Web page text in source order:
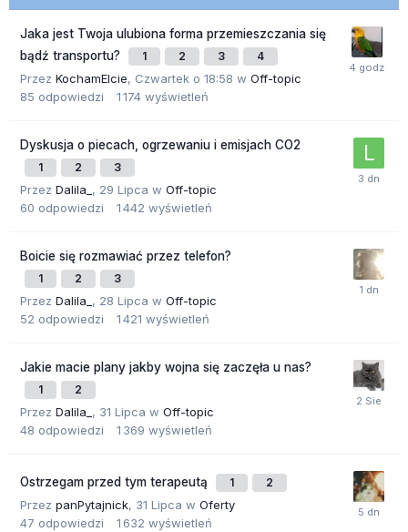
Jaka jest Twoja ulubiona forma przemieszczania się
bądź transportu?
1 2 3 4
Przez KochamElcie, Czwartek o 18:58 w Off-topic
85 odpowiedzi 1 174 wyświetleń
Dyskusja o piecach, ogrzewaniu i emisjach CO2
1 2 3
Przez Dalila_ , 29 Lipca w Off-topic
60 odpowiedzi 1 442 wyświetleń
Boicie się rozmawiać przez telefon?
1 2 3
Przez Dalila_ , 28 Lipca w Off-topic
52 odpowiedzi 1 421 wyświetleń
Jakie macie plany jakby wojna się zaczęła u nas?
1 2
Przez Dalila_ , 31 Lipca w Off-topic
48 odpowiedzi 1 369 wyświetleń
Ostrzegam przed tym terapeutą 1 2
Przez panPytajnick, 31 Lipca w Oferty
47 odpowiedzi 1 632 wyświetleń